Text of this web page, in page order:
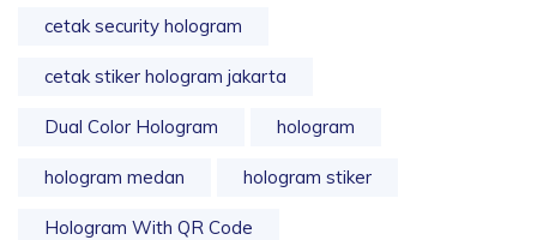
cetak security hologram
cetak stiker hologram jakarta
Dual Color Hologram hologram
hologram medan hologram stiker
Hologram With QR Code